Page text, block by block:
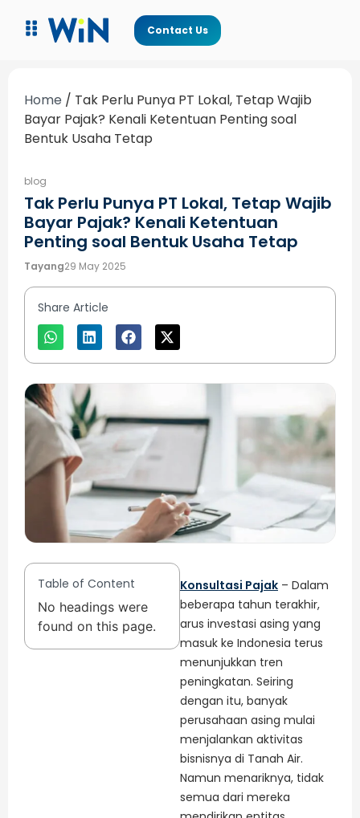
Contact Us
Home / Tak Perlu Punya PT Lokal, Tetap Wajib
Bayar Pajak? Kenali Ketentuan Penting soal
Bentuk Usaha Tetap
blog
Tak Perlu Punya PT Lokal, Tetap Wajib
Bayar Pajak? Kenali Ketentuan
Penting soal Bentuk Usaha Tetap
Tayang29 May 2025
Share Article
Table of Content
No headings were
found on this page.
Konsultasi Pajak – Dalam
beberapa tahun terakhir,
arus investasi asing yang
masuk ke Indonesia terus
menunjukkan tren
peningkatan. Seiring
dengan itu, banyak
perusahaan asing mulai
menjalankan aktivitas
bisnisnya di Tanah Air.
Namun menariknya, tidak
semua dari mereka